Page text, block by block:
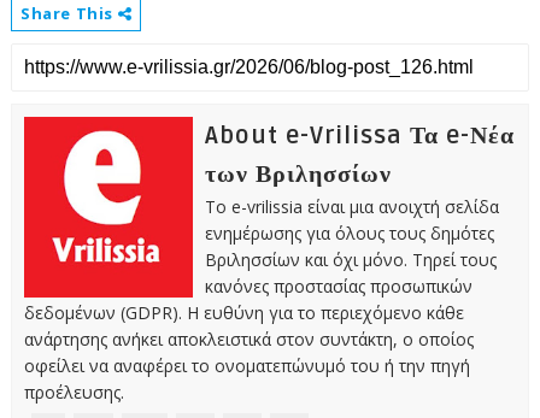
Share This
About e-Vrilissa Τα e-Νέα
των Βριλησσίων
Το e-vrilissia είναι μια ανοιχτή σελίδα
ενημέρωσης για όλους τους δημότες
Βριλησσίων και όχι μόνο. Τηρεί τους
κανόνες προστασίας προσωπικών
δεδομένων (GDPR). Η ευθύνη για το περιεχόμενο κάθε
ανάρτησης ανήκει αποκλειστικά στον συντάκτη, ο οποίος
οφείλει να αναφέρει το ονοματεπώνυμό του ή την πηγή
προέλευσης.